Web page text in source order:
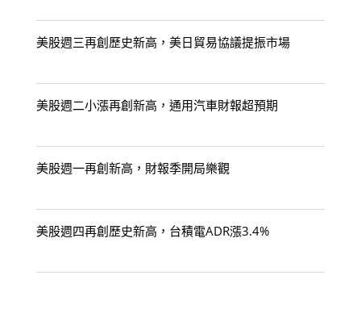
美股週三再創歷史新高，美日貿易協議提振市場
美股週二小漲再創新高，通用汽車財報超預期
美股週一再創新高，財報季開局樂觀
美股週四再創歷史新高，台積電ADR漲3.4%